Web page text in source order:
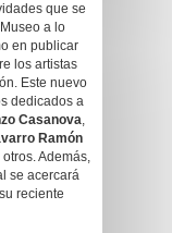
que se
a lo
en publicar
los artistas
Este nuevo
dedicados a
Casanova,
Ramón
otros. Además,
se acercará
reciente